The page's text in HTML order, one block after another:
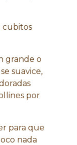
cubitos
grande o
suavice,
por
para que
nada